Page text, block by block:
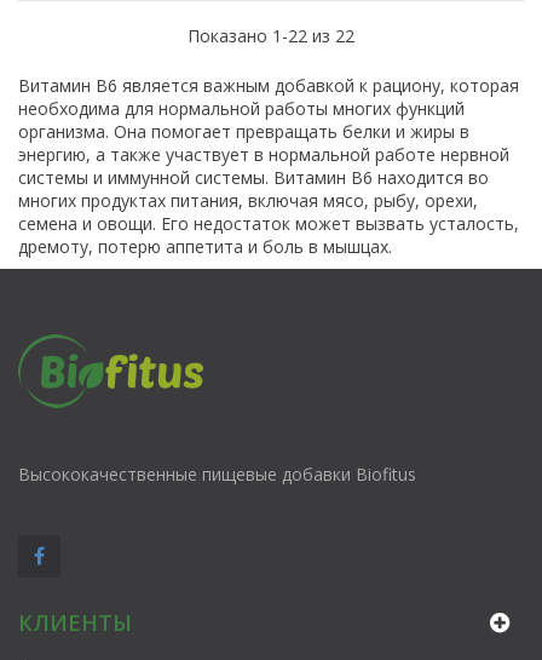
Показано 1-22 из 22
Витамин B6 является важным добавкой к рациону, которая
необходима для нормальной работы многих функций
организма. Она помогает превращать белки и жиры в
энергию, а также участвует в нормальной работе нервной
системы и иммунной системы. Витамин B6 находится во
многих продуктах питания, включая мясо, рыбу, орехи,
семена и овощи. Его недостаток может вызвать усталость,
дремоту, потерю аппетита и боль в мышцах.
Высококачественные пищевые добавки Biofitus
КЛИЕНТЫ